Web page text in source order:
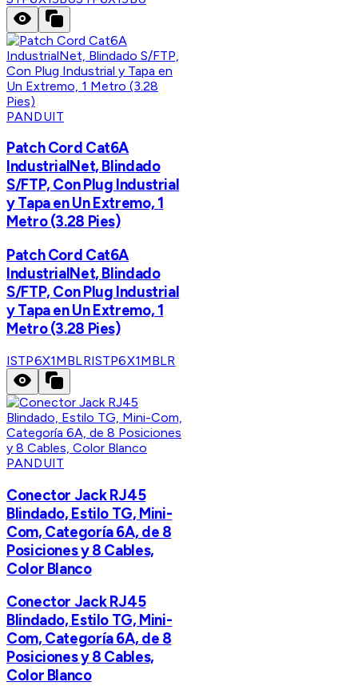
PANDUIT
Patch Cord Cat6A
IndustrialNet, Blindado
S/FTP, Con Plug Industrial
y Tapa en Un Extremo, 1
Metro (3.28 Pies)
Patch Cord Cat6A
IndustrialNet, Blindado
S/FTP, Con Plug Industrial
y Tapa en Un Extremo, 1
Metro (3.28 Pies)
ISTP6X1MBLRISTP6X1MBLR
PANDUIT
Conector Jack RJ45
Blindado, Estilo TG, Mini-
Com, Categoría 6A, de 8
Posiciones y 8 Cables,
Color Blanco
Conector Jack RJ45
Blindado, Estilo TG, Mini-
Com, Categoría 6A, de 8
Posiciones y 8 Cables,
Color Blanco